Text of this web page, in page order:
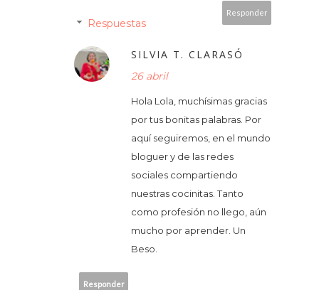
Responder
Respuestas
SILVIA T. CLARASÓ
26 abril
Hola Lola, muchísimas gracias
por tus bonitas palabras. Por
aquí seguiremos, en el mundo
bloguer y de las redes
sociales compartiendo
nuestras cocinitas. Tanto
como profesión no llego, aún
mucho por aprender. Un
Beso.
Responder